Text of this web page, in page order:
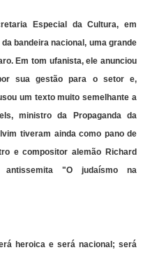
Especial da Cultura, em
bandeira nacional, uma grande
Em tom ufanista, ele anunciou
sua gestão para o setor e,
um texto muito semelhante a
ministro da Propaganda da
tiveram ainda como pano de
e compositor alemão Richard
"O judaísmo na
heroica e será nacional; será